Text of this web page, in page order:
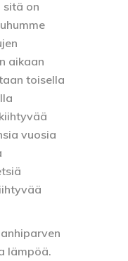
sitä on
aikaan
toisella
vuosia
lämpöä.